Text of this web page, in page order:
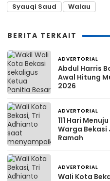
Syauqi Saud
Walau
BERITA TERKAIT
ADVERTORIAL
Abdul Harris
Awal Hitung
2026
ADVERTORIAL
111 Hari
Warga Bekasi
Ramah
ADVERTORIAL
Wali Kota